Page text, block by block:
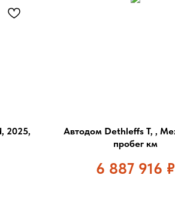
2025,
Автодом Dethleffs T, ,
пробег км
6 887 916 ₽